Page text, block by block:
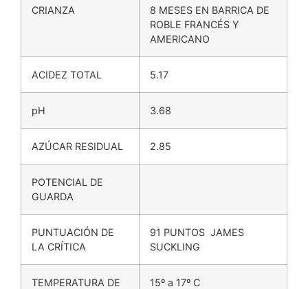
CRIANZA
8 MESES EN BARRICA DE
ROBLE FRANCÉS Y
AMERICANO
ACIDEZ TOTAL 5.17
pH 3.68
AZÚCAR RESIDUAL 2.85
POTENCIAL DE
GUARDA
PUNTUACIÓN DE
LA CRÍTICA
91 PUNTOS JAMES
SUCKLING
TEMPERATURA DE
15º a 17º C